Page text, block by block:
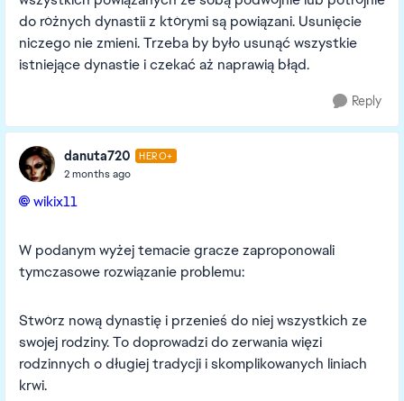
do różnych dynastii z którymi są powiązani. Usunięcie
niczego nie zmieni. Trzeba by było usunąć wszystkie
istniejące dynastie i czekać aż naprawią błąd.
Reply
danuta720 HERO+
2 months ago
wikix11​
W podanym wyżej temacie gracze zaproponowali
tymczasowe rozwiązanie problemu:
Stwórz nową dynastię i przenieś do niej wszystkich ze
swojej rodziny. To doprowadzi do zerwania więzi
rodzinnych o długiej tradycji i skomplikowanych liniach
krwi.